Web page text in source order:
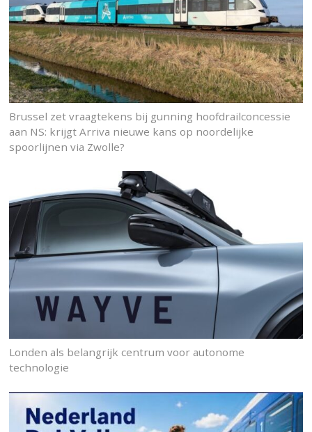
Brussel zet vraagtekens bij gunning hoofdrailconcessie
aan NS: krijgt Arriva nieuwe kans op noordelijke
spoorlijnen via Zwolle?
Londen als belangrijk centrum voor autonome
technologie